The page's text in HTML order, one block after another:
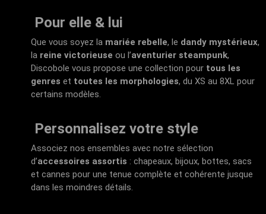
Pour elle & lui
Que vous soyez la mariée rebelle, le dandy mystérieux,
la reine victorieuse ou l’aventurier steampunk,
Discobole vous propose une collection pour tous les
genres et toutes les morphologies, du XS au 8XL pour
certains modèles.
Personnalisez votre style
Associez nos ensembles avec notre sélection
d’accessoires assortis : chapeaux, bijoux, bottes, sacs
et cannes pour une tenue complète et cohérente jusque
dans les moindres détails.